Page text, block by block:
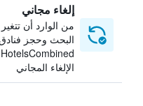
إلغاء مجاني
من الوارد أن
البحث وحجز
الإلغاء المجاني